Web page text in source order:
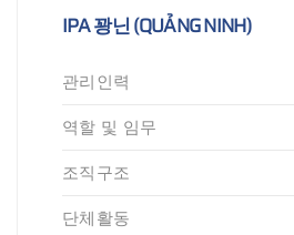
IPA 꽝닌 (QUẢNG NINH)
관리인력
역할 및 임무
조직구조
단체활동